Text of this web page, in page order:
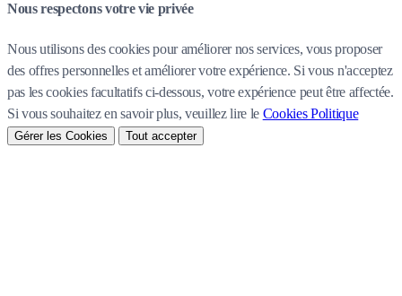
Nous respectons votre vie privée
Nous utilisons des cookies pour améliorer nos services, vous proposer
des offres personnelles et améliorer votre expérience. Si vous n'acceptez
pas les cookies facultatifs ci-dessous, votre expérience peut être affectée.
Si vous souhaitez en savoir plus, veuillez lire le Cookies Politique
Gérer les Cookies Tout accepter